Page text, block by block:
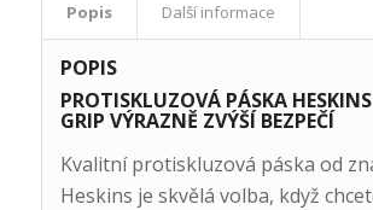
Popis Další informace
POPIS
PROTISKLUZOVÁ PÁSKA
GRIP VÝRAZNĚ ZVÝŠÍ BEZPEČÍ
Kvalitní protiskluzová páska od
Heskins je skvělá volba, když